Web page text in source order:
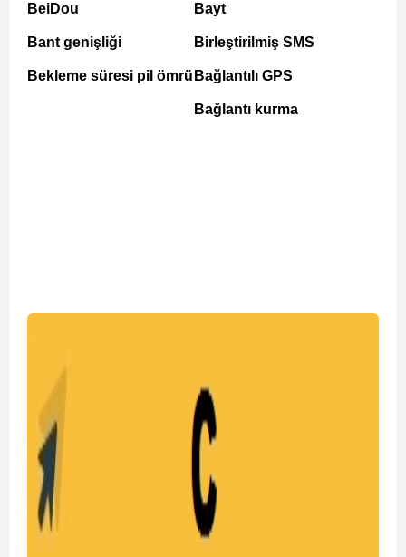
BeiDou
Bant genişliği
Bekleme süresi pil ömrü
Bayt
Birleştirilmiş SMS
Bağlantılı GPS
Bağlantı kurma